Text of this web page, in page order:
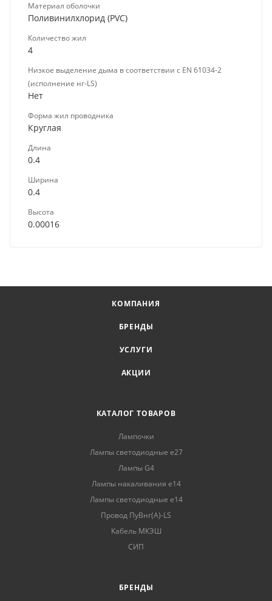
Материал оболочки
Поливинилхлорид (PVC)
Количество жил
4
Низкое выделение дыма в соответствии с EN 61034-2
(исполнение нг-LS)
Нет
Форма жил проводника
Круглая
Длина
0.4
Ширина
0.4
Высота
0.00016
КОМПАНИЯ
БРЕНДЫ
УСЛУГИ
АКЦИИ
КАТАЛОГ ТОВАРОВ
Лампочки
Лампы светодиодные е27
Лампы G4
Лампы накаливания е14
Лампы светодиодные е14
Провод ПуВнг(А)-LS
Кабель МКЭШ
СИП
БРЕНДЫ